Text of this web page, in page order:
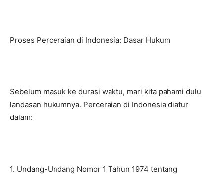
Proses Perceraian di Indonesia: Dasar Hukum
Sebelum masuk ke durasi waktu, mari kita pahami dulu
landasan hukumnya. Perceraian di Indonesia diatur
dalam:
1. Undang-Undang Nomor 1 Tahun 1974 tentang